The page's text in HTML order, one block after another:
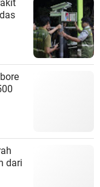
dari